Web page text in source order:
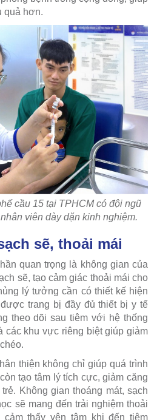
quả hơn.
cầu 15 tại TPHCM có đội ngũ
viên dày dặn kinh nghiệm.
sẽ, thoải mái
quan trọng là không gian của
sẽ, tạo cảm giác thoải mái cho
lý tưởng cần có thiết kế hiện
trang bị đầy đủ thiết bị y tế
theo dõi sau tiêm với hệ thống
các khu vực riêng biệt giúp giảm
thiện không chỉ giúp quá trình
tạo tâm lý tích cực, giảm căng
Không gian thoáng mát, sạch
sẽ mang đến trải nghiệm thoải
thấy yên tâm khi đến tiêm